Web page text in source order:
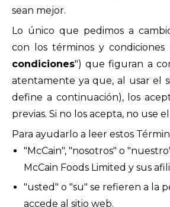
sean mejor.
Lo único que pedimos a
con los términos y condiciones
condiciones") que figuran a
atentamente ya que, al usar el
define a continuación), los
previas. Si no los acepta, no use
Para ayudarlo a leer estos
"McCain", "nosotros" o
McCain Foods Limited y sus
"usted" o "su" se refieren a la
accede al sitio web.